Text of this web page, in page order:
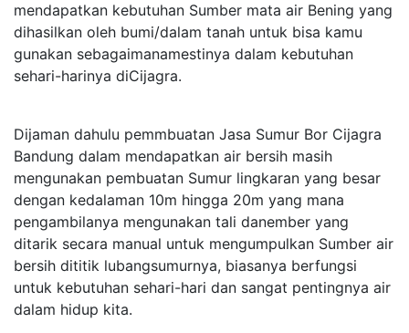
mendapatkan kebutuhan Sumber mata air Bening yang
dihasilkan oleh bumi/dalam tanah untuk bisa kamu
gunakan sebagaimanamestinya dalam kebutuhan
sehari-harinya diCijagra.
Dijaman dahulu pemmbuatan Jasa Sumur Bor Cijagra
Bandung dalam mendapatkan air bersih masih
mengunakan pembuatan Sumur lingkaran yang besar
dengan kedalaman 10m hingga 20m yang mana
pengambilanya mengunakan tali danember yang
ditarik secara manual untuk mengumpulkan Sumber air
bersih dititik lubangsumurnya, biasanya berfungsi
untuk kebutuhan sehari-hari dan sangat pentingnya air
dalam hidup kita.